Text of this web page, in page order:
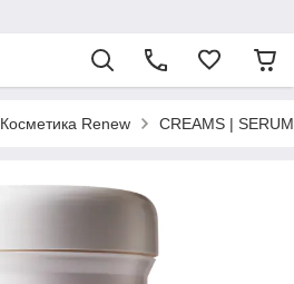
Косметика Renew CREAMS |